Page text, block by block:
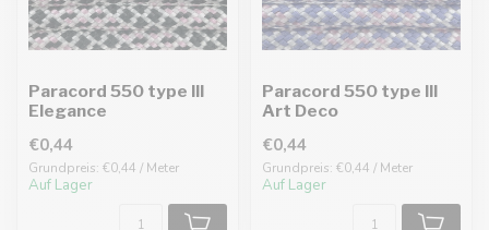
Paracord 550 type III
Elegance
€0,44
Grundpreis: €0,44 / Meter
Auf Lager
Paracord 550 type III
Art Deco
€0,44
Grundpreis: €0,44 / Meter
Auf Lager